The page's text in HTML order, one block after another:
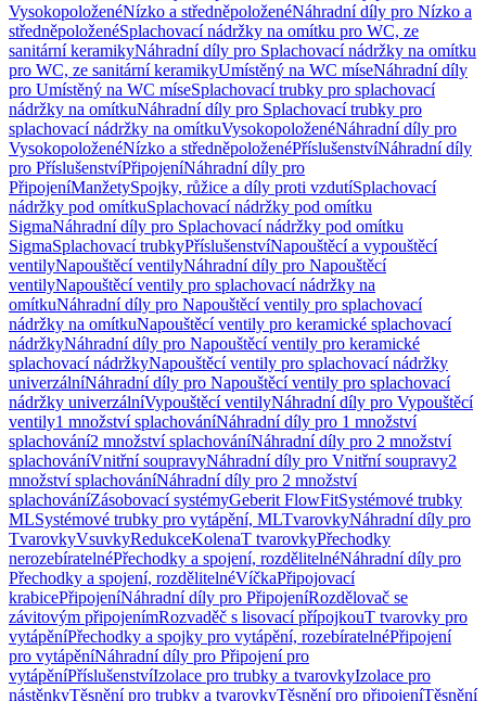
VysokopoloženéNízko a středněpoloženéNáhradní díly pro Nízko a
středněpoloženéSplachovací nádržky na omítku pro WC, ze
sanitární keramikyNáhradní díly pro Splachovací nádržky na omítku
pro WC, ze sanitární keramikyUmístěný na WC míseNáhradní díly
pro Umístěný na WC míseSplachovací trubky pro splachovací
nádržky na omítkuNáhradní díly pro Splachovací trubky pro
splachovací nádržky na omítkuVysokopoloženéNáhradní díly pro
VysokopoloženéNízko a středněpoloženéPříslušenstvíNáhradní díly
pro PříslušenstvíPřipojeníNáhradní díly pro
PřipojeníManžetySpojky, růžice a díly proti vzdutíSplachovací
nádržky pod omítkuSplachovací nádržky pod omítku
SigmaNáhradní díly pro Splachovací nádržky pod omítku
SigmaSplachovací trubkyPříslušenstvíNapouštěcí a vypouštěcí
ventilyNapouštěcí ventilyNáhradní díly pro Napouštěcí
ventilyNapouštěcí ventily pro splachovací nádržky na
omítkuNáhradní díly pro Napouštěcí ventily pro splachovací
nádržky na omítkuNapouštěcí ventily pro keramické splachovací
nádržkyNáhradní díly pro Napouštěcí ventily pro keramické
splachovací nádržkyNapouštěcí ventily pro splachovací nádržky
univerzálníNáhradní díly pro Napouštěcí ventily pro splachovací
nádržky univerzálníVypouštěcí ventilyNáhradní díly pro Vypouštěcí
ventily1 množství splachováníNáhradní díly pro 1 množství
splachování2 množství splachováníNáhradní díly pro 2 množství
splachováníVnitřní soupravyNáhradní díly pro Vnitřní soupravy2
množství splachováníNáhradní díly pro 2 množství
splachováníZásobovací systémyGeberit FlowFitSystémové trubky
MLSystémové trubky pro vytápění, MLTvarovkyNáhradní díly pro
TvarovkyVsuvkyRedukceKolenaT tvarovkyPřechodky
nerozebíratelnéPřechodky a spojení, rozdělitelnéNáhradní díly pro
Přechodky a spojení, rozdělitelnéVíčkaPřipojovací
krabicePřipojeníNáhradní díly pro PřipojeníRozdělovač se
závitovým připojenímRozvaděč s lisovací přípojkouT tvarovky pro
vytápěníPřechodky a spojky pro vytápění, rozebíratelnéPřipojení
pro vytápěníNáhradní díly pro Připojení pro
vytápěníPříslušenstvíIzolace pro trubky a tvarovkyIzolace pro
nástěnkyTěsnění pro trubky a tvarovkyTěsnění pro připojeníTěsnění